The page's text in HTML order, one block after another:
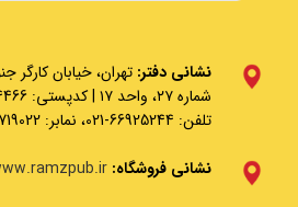
نشانی دفتر: تهران، خیابان کارگر
شماره ۲۷، واحد ۱۷ | کدپستی: 1433934466
تلفن: 66925244-021، نمابر: 88719022
نشانی فروشگاه: